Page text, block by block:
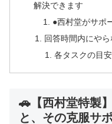
解決できます
●西村堂がサポ
回答時間内にや
各タスクの目
🚗【西村堂特製
と、その克服サ